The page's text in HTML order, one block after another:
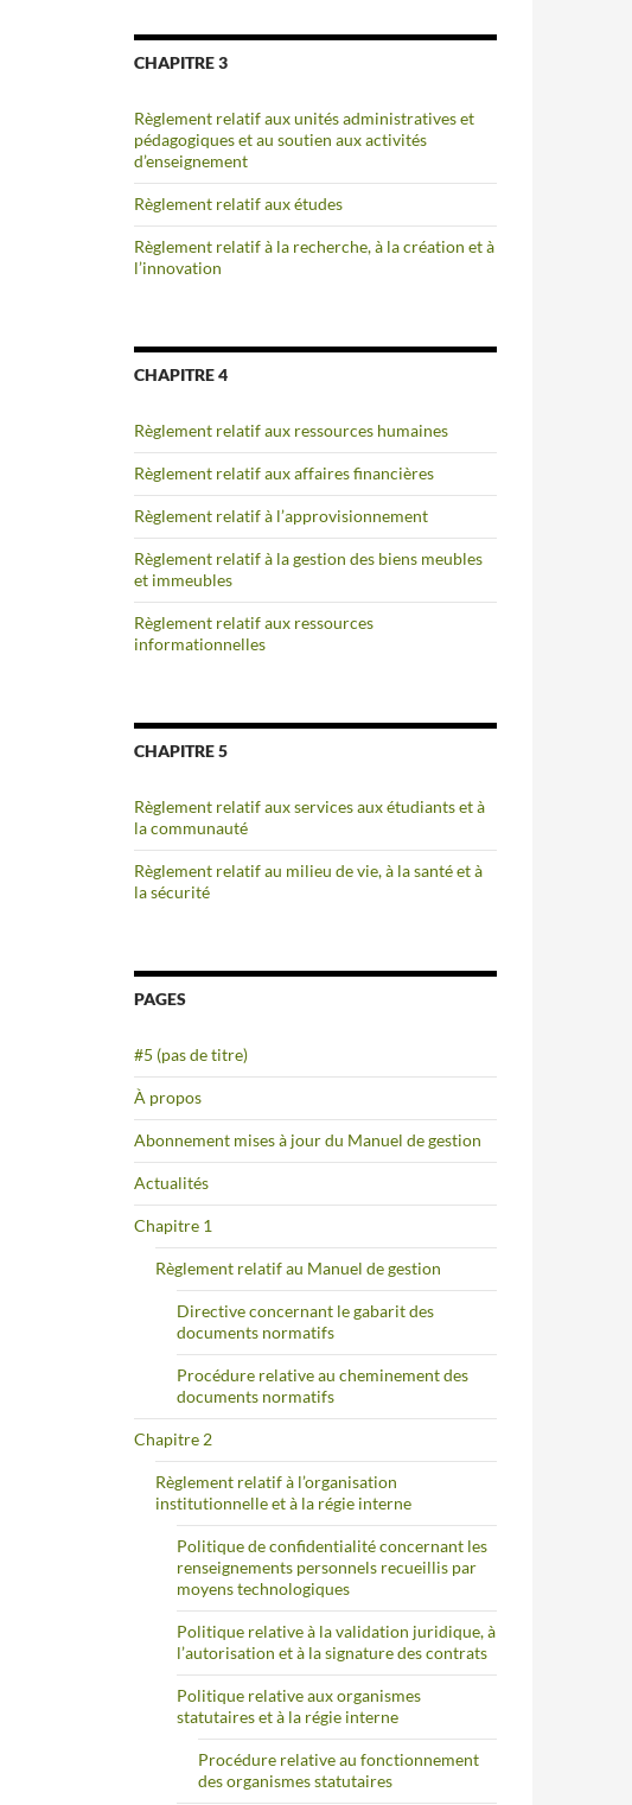
CHAPITRE 3
Règlement relatif aux unités administratives et
pédagogiques et au soutien aux activités
d’enseignement
Règlement relatif aux études
Règlement relatif à la recherche, à la création et à
l’innovation
CHAPITRE 4
Règlement relatif aux ressources humaines
Règlement relatif aux affaires financières
Règlement relatif à l’approvisionnement
Règlement relatif à la gestion des biens meubles
et immeubles
Règlement relatif aux ressources
informationnelles
CHAPITRE 5
Règlement relatif aux services aux étudiants et à
la communauté
Règlement relatif au milieu de vie, à la santé et à
la sécurité
PAGES
#5 (pas de titre)
À propos
Abonnement mises à jour du Manuel de gestion
Actualités
Chapitre 1
Règlement relatif au Manuel de gestion
Directive concernant le gabarit des
documents normatifs
Procédure relative au cheminement des
documents normatifs
Chapitre 2
Règlement relatif à l’organisation
institutionnelle et à la régie interne
Politique de confidentialité concernant les
renseignements personnels recueillis par
moyens technologiques
Politique relative à la validation juridique, à
l’autorisation et à la signature des contrats
Politique relative aux organismes
statutaires et à la régie interne
Procédure relative au fonctionnement
des organismes statutaires